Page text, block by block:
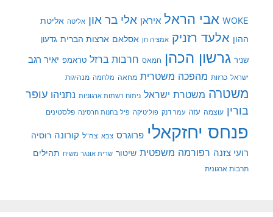
WOKE אבי הראל איראן אלי בר און אליטה אליטת
ההון אלעד רזניק אמציה חן אסלאם ארצות הברית גדעון
שניר גרשון הכהן חמאס חרבות ברזל טראמפ יאיר רגב
ישראל כרזות מהפכה משטרית מחאה מלחמה מנהיגות
משטרה משטרת ישראל ניתוח רשתות ארגוניות נתניהו עופר
בורין עוצמה עזה עמר דנק פוליטיקה פיל בחנות חרסינה פלסטינים
פנחס יחזקאלי פרוגרס צבא צה"ל קורונה רוסיה
רועי צזנה רפורמה משפטית שיטור שרית אונגר משיח תהילים
תרבות ארגונית